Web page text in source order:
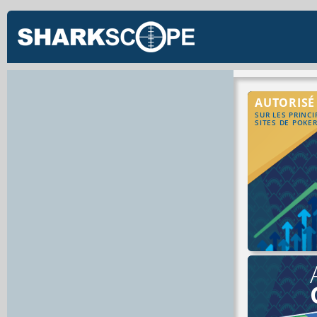
AUTORISÉ
SUR LES
SITES DE POKER